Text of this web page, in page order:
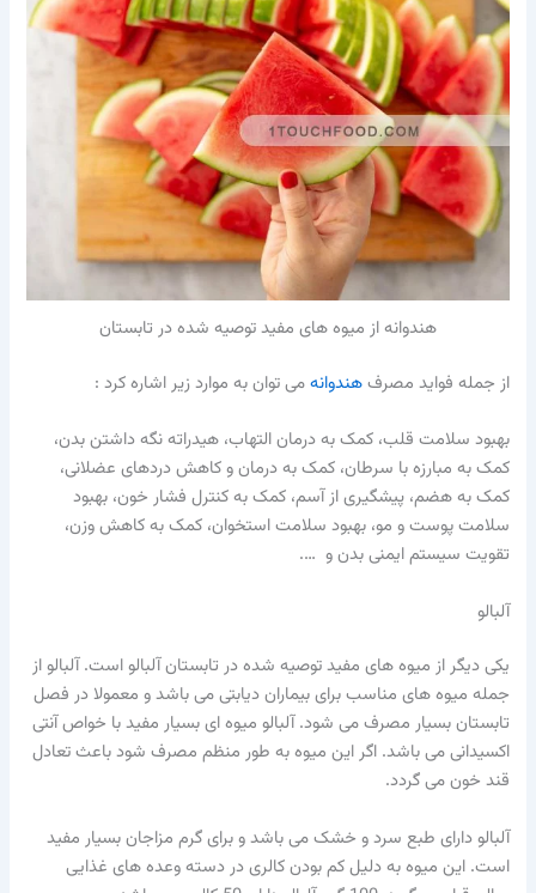
هندوانه از میوه های مفید توصیه شده در تابستان
از جمله فواید مصرفهندوانهمی توان به موارد زیر اشاره کرد :
بهبود سلامت قلب، کمک به درمان التهاب، هیدراته نگه داشتن بدن،
کمک به مبارزه با سرطان، کمک به درمان و کاهش دردهای عضلانی،
کمک به هضم، پیشگیری از آسم، کمک به کنترل فشار خون، بهبود
سلامت پوست و مو، بهبود سلامت استخوان، کمک به کاهش وزن،
تقویت سیستم ایمنی بدن و ….
آلبالو
یکی دیگر از میوه های مفید توصیه شده در تابستان آلبالو است. آلبالو از
جمله میوه های مناسب برای بیماران دیابتی می باشد و معمولا در فصل
تابستان بسیار مصرف می شود. آلبالو میوه ای بسیار مفید با خواص آنتی
اکسیدانی می باشد. اگر این میوه به طور منظم مصرف شود باعث تعادل
قند خون می گردد.
آلبالو دارای طبع سرد و خشک می باشد و برای گرم مزاجان بسیار مفید
است. این میوه به دلیل کم بودن کالری در دسته وعده های غذایی